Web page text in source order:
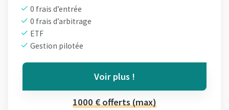
0 frais d’entrée
0 frais d’arbitrage
ETF
Gestion pilotée
Voir plus !
1000 € offerts (max)